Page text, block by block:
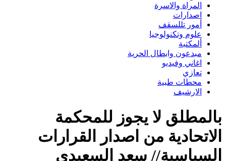
المراة والاسرة
اصدارات
أمور تللسقف
علوم وتكنولوجيا
ألمكتبة
مبدعون وابطال الحرية
اغاني وفيديو
تعازي
محطات طبية
الارشيف
بالمطلق لا يجوز للمحكمة
الاتحادية من اصدار القرارات
السياسية// سعد السعيدي